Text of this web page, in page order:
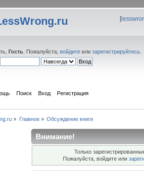
[
Гость . Пожалуйста, войдите или зарегистрируйтесь
Поиск Вход Регистрация
» Главное» Обсуждение книги
Внимание!
Только
Пожалуйста, войдите или